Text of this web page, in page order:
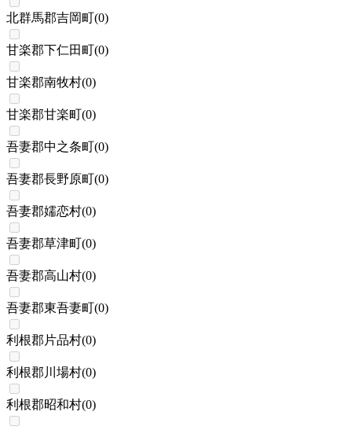
北群馬郡吉岡町(0)
甘楽郡下仁田町(0)
甘楽郡南牧村(0)
甘楽郡甘楽町(0)
吾妻郡中之条町(0)
吾妻郡長野原町(0)
吾妻郡嬬恋村(0)
吾妻郡草津町(0)
吾妻郡高山村(0)
吾妻郡東吾妻町(0)
利根郡片品村(0)
利根郡川場村(0)
利根郡昭和村(0)